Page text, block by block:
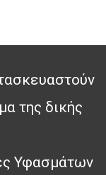
της δικής
Υφασμάτων